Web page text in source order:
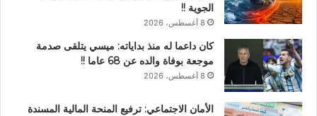
الجوية !!
8 أغسطس، 2026
كان داعما له منذ بداياته: ميسي يتلقى صدمة
موجعة بوفاة والده عن 68 عاما !!
8 أغسطس، 2026
الأمان الاجتماعي: ترفيع المنحة المالية المسندة